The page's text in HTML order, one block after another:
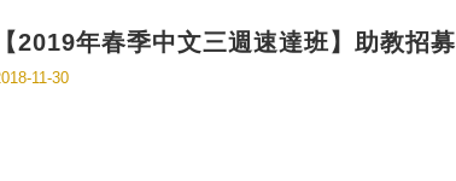
【2019年春季中文三週速達班】助教招募
11-30